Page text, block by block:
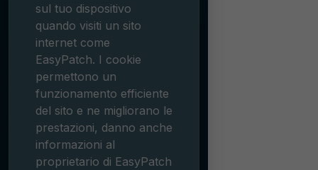
sul tuo dispositivo
quando visiti un sito
internet come
EasyPatch. I cookie
permettono un
funzionamento efficiente
del sito e ne migliorano le
prestazioni, danno anche
informazioni al
proprietario di EasyPatch